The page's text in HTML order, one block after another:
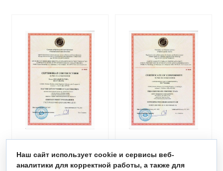
Наш сайт использует cookie и сервисы веб-
аналитики для корректной работы, а также для